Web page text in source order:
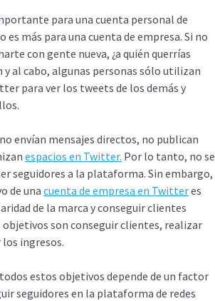
para una cuenta personal de
es más para una cuenta de empresa. Si no
con gente nueva, ¿a quién querrías
al cabo, algunas personas sólo utilizan
para ver los tweets de los demás y
envían mensajes directos, no publican
espacios en Twitter. Por lo tanto, no se
seguidores a la plataforma. Sin embargo,
de una cuenta de empresa en Twitteres
de la marca y conseguir clientes
son conseguir clientes, realizar
ingresos.
estos objetivos depende de un factor
seguidores en la plataforma de redes